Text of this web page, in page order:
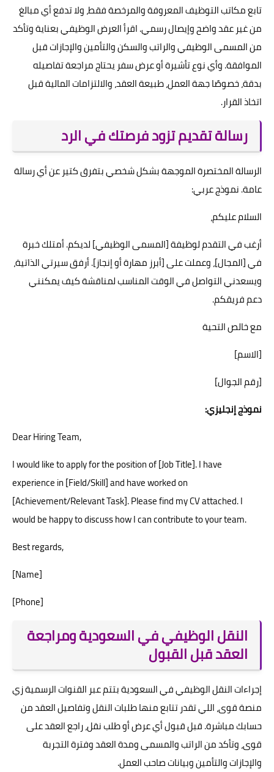
تابع مكاتب التوظيف المعروفة والمرخصة فقط، ولا تدفع أي مبالغ
من غير عقد واضح وإيصال رسمي. اقرأ العرض الوظيفي بعناية وتأكد
من المسمى الوظيفي والراتب والسكن والتأمين والإجازات قبل
الموافقة. وأي نوع تأشيرة أو عرض سفر يحتاج مراجعة تفاصيله
بدقة، خصوصًا جهة العمل، طبيعة العقد، والالتزامات المالية قبل
اتخاذ القرار.
رسالة تقديم تزود فرصتك في الرد
الرسالة المختصرة الموجهة بشكل شخصي بتفرق كتير عن أي رسالة
عامة. نموذج عربي:
السلام عليكم،
أرغب في التقدم لوظيفة [المسمى الوظيفي] لديكم. أمتلك خبرة
في [المجال]، وعملت على [أبرز مهارة أو إنجاز]. أرفق سيرتي الذاتية،
ويسعدني التواصل في الوقت المناسب لمناقشة كيف يمكنني
دعم فريقكم.
مع خالص التحية
[الاسم]
[رقم الجوال]
نموذج إنجليزي:
Dear Hiring Team,
I would like to apply for the position of [Job Title]. I have
experience in [Field/Skill] and have worked on
[Achievement/Relevant Task]. Please find my CV attached. I
would be happy to discuss how I can contribute to your team.
Best regards,
[Name]
[Phone]
النقل الوظيفي في السعودية ومراجعة
العقد قبل القبول
إجراءات النقل الوظيفي في السعودية بتتم عبر القنوات الرسمية زي
منصة قوى، اللي تقدر تتابع منها طلبات النقل وتفاصيل العقد من
حسابك مباشرة. قبل قبول أي عرض أو طلب نقل، راجع العقد على
قوى، وتأكد من الراتب والمسمى ومدة العقد وفترة التجربة
والإجازات والتأمين وبيانات صاحب العمل.